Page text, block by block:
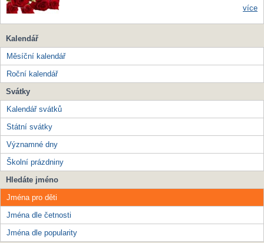
více
Kalendář
Měsíční kalendář
Roční kalendář
Svátky
Kalendář svátků
Státní svátky
Významné dny
Školní prázdniny
Hledáte jméno
Jména pro děti
Jména dle četnosti
Jména dle popularity